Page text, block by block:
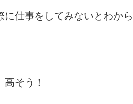
仕事をしてみないとわから
そう！